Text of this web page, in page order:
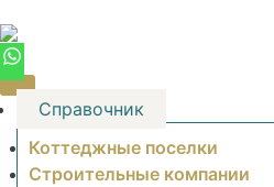
to
content
Справочник
Коттеджные поселки
Строительные компании